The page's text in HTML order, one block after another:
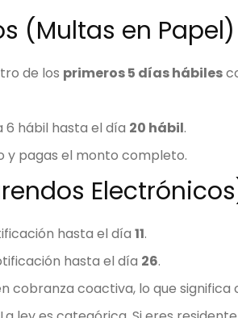
(Multas en Papel)
de los primeros 5 días hábiles
6 hábil hasta el día 20 hábil.
y pagas el monto completo.
hasta el día 11.
hasta el día 26.
cobranza coactiva, lo que significa